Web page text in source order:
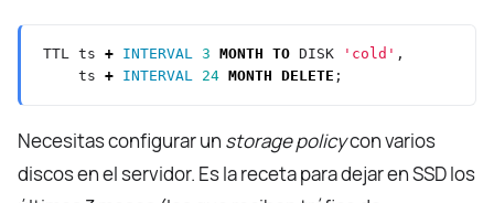
TTL ts + INTERVAL 3 MONTH TO DISK 'cold' ,
ts + INTERVAL 24 MONTH DELETE ;
Necesitas configurar un storage policycon varios
discos en el servidor. Es la receta para dejar en SSD los